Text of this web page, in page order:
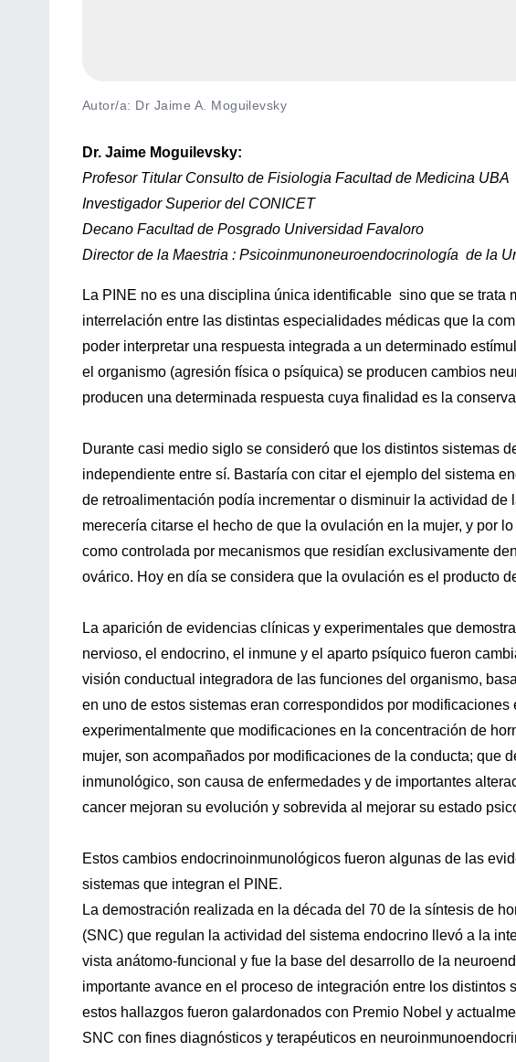
Autor/a: Dr Jaime A. Moguilevsky
Dr. Jaime Moguilevsky:
Profesor Titular Consulto de Fisiologia Facultad de Medicina UBA
Investigador Superior del CONICET
Decano Facultad de Posgrado Universidad Favaloro
Director de la Maestria : Psicoinmunoneuroendocrinología de la
La PINE no es una disciplina única identificable sino que se trata
interrelación entre las distintas especialidades médicas que la
poder interpretar una respuesta integrada a un determinado
el organismo (agresión física o psíquica) se producen cambios
producen una determinada respuesta cuya finalidad es la
Durante casi medio siglo se consideró que los distintos sistemas
independiente entre sí. Bastaría con citar el ejemplo del sistema
de retroalimentación podía incrementar o disminuir la actividad
merecería citarse el hecho de que la ovulación en la mujer, y por
como controlada por mecanismos que residían exclusivamente
ovárico. Hoy en día se considera que la ovulación es el producto
La aparición de evidencias clínicas y experimentales que
nervioso, el endocrino, el inmune y el aparto psíquico fueron
visión conductual integradora de las funciones del organismo,
en uno de estos sistemas eran correspondidos por
experimentalmente que modificaciones en la concentración de
mujer, son acompañados por modificaciones de la conducta; que
inmunológico, son causa de enfermedades y de importantes
cancer mejoran su evolución y sobrevida al mejorar su estado
Estos cambios endocrinoinmunológicos fueron algunas de las
sistemas que integran el PINE.
La demostración realizada en la década del 70 de la síntesis de
(SNC) que regulan la actividad del sistema endocrino llevó a la
vista anátomo-funcional y fue la base del desarrollo de la
importante avance en el proceso de integración entre los
estos hallazgos fueron galardonados con Premio Nobel y
SNC con fines diagnósticos y terapéuticos en